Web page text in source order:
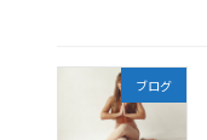
ブログ